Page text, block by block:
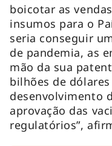
boicotar as
insumos para o
seria conseguir
de pandemia, as
mão da sua
bilhões de
desenvolvimento
aprovação das
regulatórios”,